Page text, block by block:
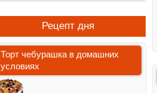
Рецепт дня
Торт чебурашка в домашних
условиях